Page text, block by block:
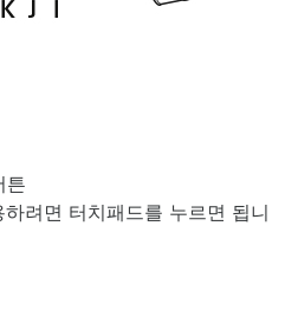
튼
려면 터치패드를 누르면 됩니